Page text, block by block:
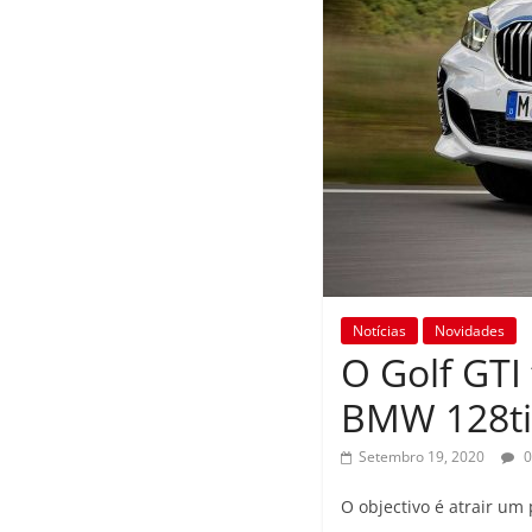
Notícias Novidades
O Golf
BMW 128ti
Setembro 19, 2020
O objectivo é atrair